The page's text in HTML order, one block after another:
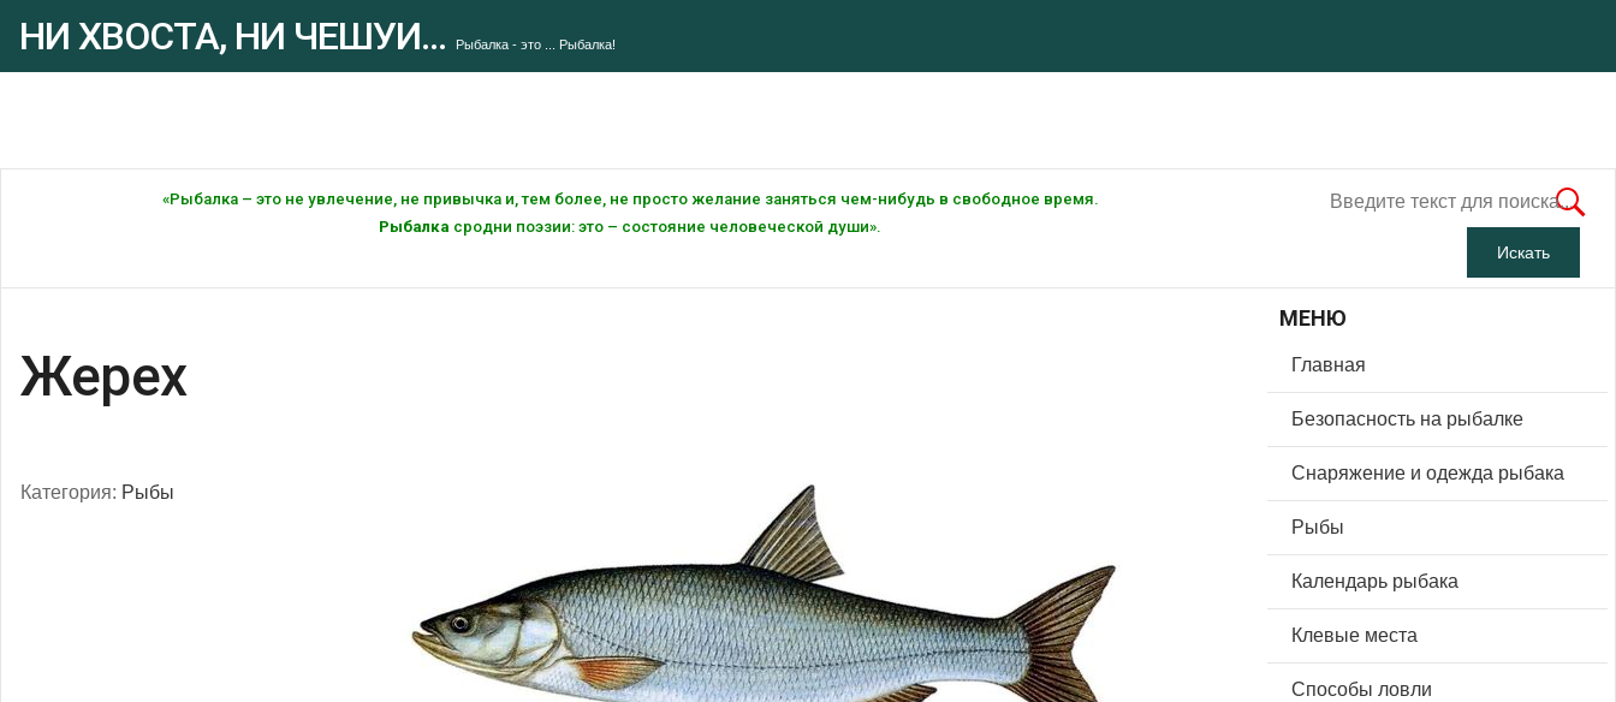
НИ ХВОСТА, НИ ЧЕШУИ... Рыбалка - это ... Рыбалка!
«Рыбалка – это не увлечение, не привычка и, тем более, не просто желание заняться чем-нибудь в свободное время.
Рыбалка сродни поэзии: это – состояние человеческой души».
Жерех
Категория: Рыбы
МЕНЮ
Главная
Безопасность на рыбалке
Снаряжение и одежда рыбака
Рыбы
Календарь рыбака
Клевые места
Способы ловли